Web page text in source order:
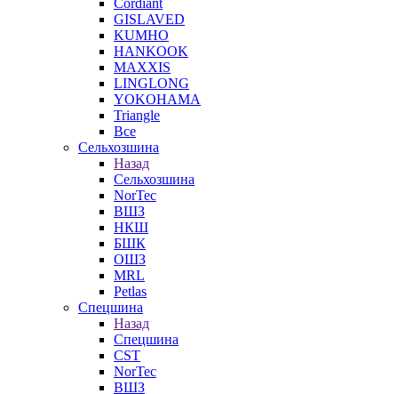
Cordiant
GISLAVED
KUMHO
HANKOOK
MAXXIS
LINGLONG
YOKOHAMA
Triangle
Все
Сельхозшина
Назад
Сельхозшина
NorTec
ВШЗ
НКШ
БШК
ОШЗ
MRL
Petlas
Спецшина
Назад
Спецшина
CST
NorTec
ВШЗ